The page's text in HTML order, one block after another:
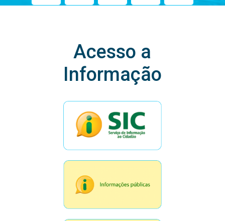
Acesso a
Informação